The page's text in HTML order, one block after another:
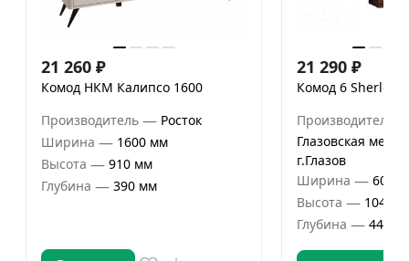
21 260 ₽
Комод НКМ Калипсо 1600
Производитель — Росток
Ширина — 1600 мм
Высота — 910 мм
Глубина — 390 мм
21 290 ₽
Комод 6 Sherlock
Производитель
Глазовская
г.Глазов
Ширина — 602
Высота — 1042
Глубина — 445